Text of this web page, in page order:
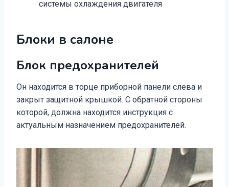
системы охлаждения двигателя
Блоки в салоне
Блок предохранителей
Он находится в торце приборной панели слева и
закрыт защитной крышкой. С обратной стороны
которой, должна находится инструкция с
актуальным назначением предохранителей.